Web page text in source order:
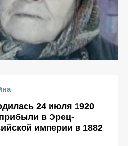
24 июля 1920
в Эрец-
империи в 1882